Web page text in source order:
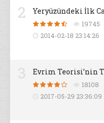
2 Yeryüzündeki İlk
19745
2014-02-18 23:14:26
Evrim Teorisi’nin
18108
2017-05-29 23:36:09